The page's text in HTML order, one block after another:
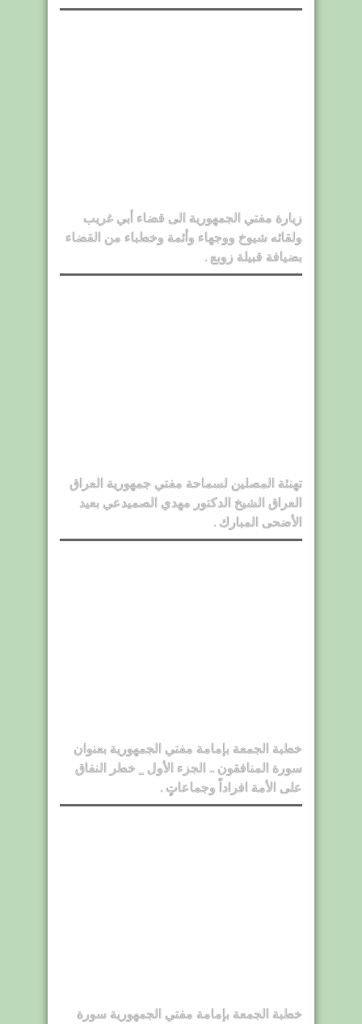
زيارة مفتي الجمهورية الى قضاء أبي غريب
ولقائه شيوخ ووجهاء وأئمة وخطباء من القضاء
بضيافة قبيلة زوبع .
تهنئة المصلين لسماحة مفتي جمهورية العراق
العراق الشيخ الدكتور مهدي الصميدعي بعيد
الأضحى المبارك .
خطبة الجمعة بإمامة مفتي الجمهورية بعنوان
سورة المنافقون .. الجزء الأول _ خطر النفاق
على الأمة افراداً وجماعاتٍ .
خطبة الجمعة بإمامة مفتي الجمهورية سورة